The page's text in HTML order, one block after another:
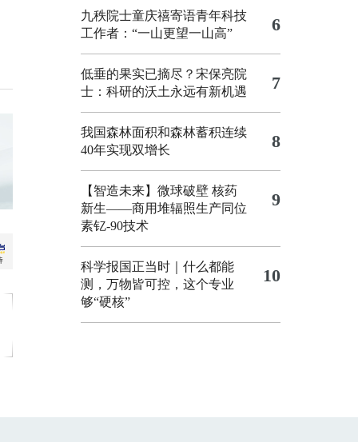
九秩院士童庆禧寄语青年科技
工作者：“一山更望一山高”
6
低垂的果实已摘尽？宋保亮院
士：科研的沃土永远有新机遇
7
我国森林面积和森林蓄积连续
40年实现双增长
8
【智造未来】微球破壁 核药
新生——商用堆辐照生产同位
素钇-90技术
9
科学报国正当时｜什么都能
测，万物皆可控，这个专业
够“硬核”
10